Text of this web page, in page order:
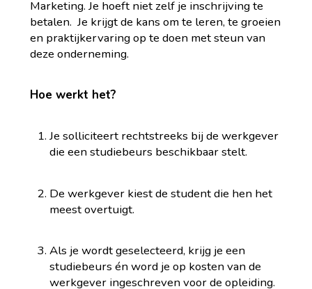
Marketing. Je hoeft niet zelf je inschrijving te
betalen. Je krijgt de kans om te leren, te groeien
en praktijkervaring op te doen met steun van
deze onderneming.
Hoe werkt het?
Je solliciteert rechtstreeks bij de werkgever
die een studiebeurs beschikbaar stelt.
De werkgever kiest de student die hen het
meest overtuigt.
Als je wordt geselecteerd, krijg je een
studiebeurs én word je op kosten van de
werkgever ingeschreven voor de opleiding.